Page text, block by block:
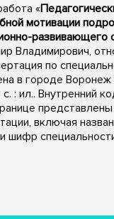
«
мотивации
развивающего
Владимирович,
по
в городе
: ил.. Внутренний
включая
шифр